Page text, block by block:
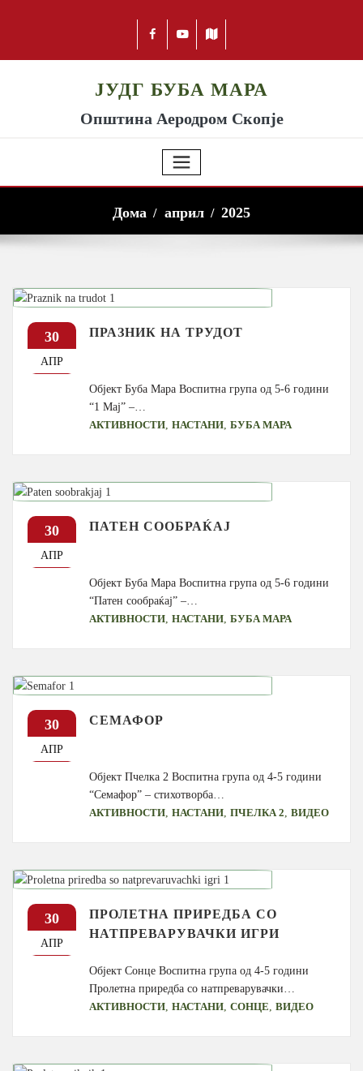
ЈУДГ БУБА МАРА
Општина Аеродром Скопје
Дома април 2025
30
АПР
ПРАЗНИК НА ТРУДОТ
Објект Буба Мара Воспитна група од 5-6 години
“1 Мај” –…
АКТИВНОСТИ ,НАСТАНИ ,БУБА МАРА
30
АПР
ПАТЕН СООБРАЌАЈ
Објект Буба Мара Воспитна група од 5-6 години
“Патен сообраќај” –…
АКТИВНОСТИ ,НАСТАНИ ,БУБА МАРА
30
АПР
СЕМАФОР
Објект Пчелка 2 Воспитна група од 4-5 години
“Семафор” – стихотворба…
АКТИВНОСТИ ,НАСТАНИ ,ПЧЕЛКА 2 ,ВИДЕО
30
АПР
ПРОЛЕТНА ПРИРЕДБА СО
НАТПРЕВАРУВАЧКИ ИГРИ
Објект Сонце Воспитна група од 4-5 години
Пролетна приредба со натпреварувачки…
АКТИВНОСТИ ,НАСТАНИ ,СОНЦЕ ,ВИДЕО